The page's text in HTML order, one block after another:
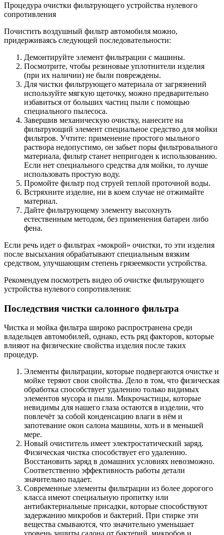
Процедура очистки фильтрующего устройства нулевого
сопротивления
Почистить воздушный фильтр автомобиля можно,
придерживаясь следующей последовательности:
Демонтируйте элемент фильтрации с машины.
Посмотрите, чтобы резиновые уплотнители изделия
(при их наличии) не были повреждены.
Для чистки фильтрующего материала от загрязнений
используйте мягкую щеточку, можно предварительно
избавиться от больших частиц пыли с помощью
специального пылесоса.
Завершив механическую очистку, нанесите на
фильтрующий элемент специальное средство для мойки
фильтров. Учтите: применение простого мыльного
раствора недопустимо, он забьет поры фильтровального
материала, фильтр станет непригоден к использованию.
Если нет специального средства для мойки, то лучше
использовать простую воду.
Промойте фильтр под струей теплой проточной воды.
Встряхните изделие, ни в коем случае не отжимайте
материал.
Дайте фильтрующему элементу высохнуть
естественным методом, без применения батареи либо
фена.
Если речь идет о фильтрах «мокрой» очистки, то эти изделия
после высыхания обрабатывают специальным вязким
средством, улучшающим степень грязеемкости устройства.
Рекомендуем посмотреть видео об очистке фильтрующего
устройства нулевого сопротивления:
Последствия чистки салонного фильтра
Чистка и мойка фильтра широко распространена среди
владельцев автомобилей, однако, есть ряд факторов, которые
влияют на физические свойства изделия после таких
процедур.
Элементы фильтрации, которые подвергаются очистке и
мойке теряют свои свойства. Дело в том, что физическая
обработка способствует удалению только видимых
элементов мусора и пыли. Микрочастицы, которые
невидимы для нашего глаза остаются в изделии, что
повлечёт за собой конденсацию влаги в нём и
запотевание окон салона машины, хоть и в меньшей
мере.
Новый очиститель имеет электростатический заряд.
Физическая чистка способствует его удалению.
Восстановить заряд в домашних условиях невозможно.
Соответственно эффективность работы детали
значительно падает.
Современные элементы фильтрации из более дорогого
класса имеют специальную пропитку или
антибактериальные присадки, которые способствуют
задержанию микробов и бактерий. При стирке эти
вещества смываются, что значительно уменьшает